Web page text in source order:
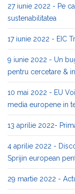
27 iunie 2022 - Pe
sustenabilitatea
17 iunie 2022 - EIC
9 iunie 2022 - Un
pentru cercetare &
10 mai 2022 - EU
media europene in
13 aprilie 2022-
4 aprilie 2022 -
Sprijin european
29 martie 2022 -